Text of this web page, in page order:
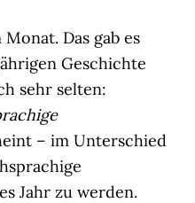
Das gab es
Geschichte
sehr selten:
– im Unterschied
Jahr zu werden.